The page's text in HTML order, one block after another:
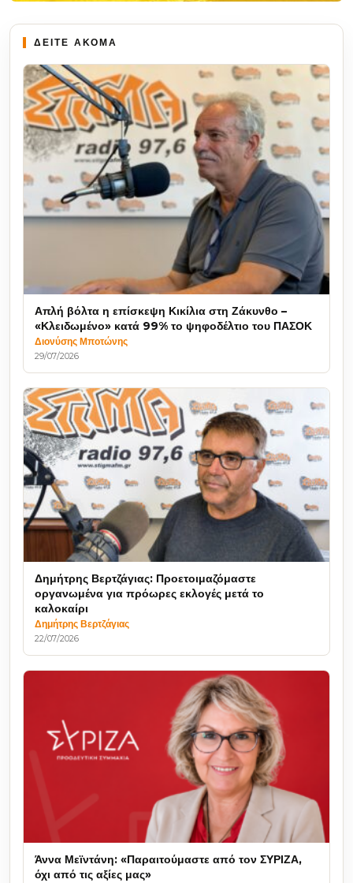
ΔΕΙΤΕ ΑΚΟΜΑ
Απλή βόλτα η επίσκεψη Κικίλια στη Ζάκυνθο –
«Κλειδωμένο» κατά 99% το ψηφοδέλτιο του ΠΑΣΟΚ
Διονύσης Μποτώνης
29/07/2026
Δημήτρης Βερτζάγιας: Προετοιμαζόμαστε
οργανωμένα για πρόωρες εκλογές μετά το
καλοκαίρι
Δημήτρης Βερτζάγιας
22/07/2026
Άννα Μεϊντάνη: «Παραιτούμαστε από τον ΣΥΡΙΖΑ,
όχι από τις αξίες μας»